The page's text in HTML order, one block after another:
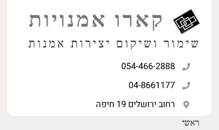
054-466-2888
04-8661177
רחוב ירושלים 19 חיפה
ראשי